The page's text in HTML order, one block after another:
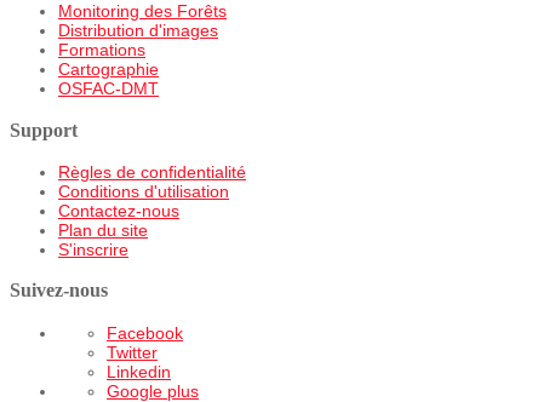
Monitoring des Forêts
Distribution d'images
Formations
Cartographie
OSFAC-DMT
Support
Règles de confidentialité
Conditions d'utilisation
Contactez-nous
Plan du site
S'inscrire
Suivez-nous
Facebook
Twitter
Linkedin
Google plus